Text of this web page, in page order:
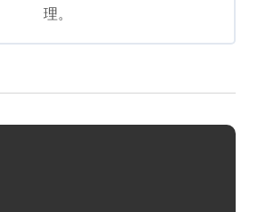
理。